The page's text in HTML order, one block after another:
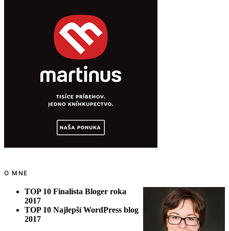
O MNE
TOP 10 Finalista Bloger roka
2017
TOP 10 Najlepší WordPress blog
2017